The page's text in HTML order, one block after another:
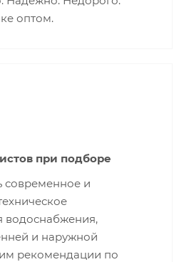
оптом.
при подборе
и
водоснабжения,
и наружной
рекомендации по